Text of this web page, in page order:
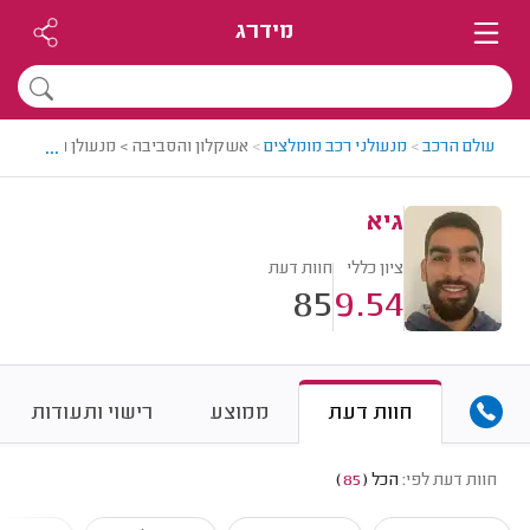
מידרג
עולם הרכב> מנעולני רכב מומלצים> אשקלון והסביבה > מנעולן רכב
...
גיא
ציון כללי
9.54
חוות דעת
85
חוות דעת ממוצע רישוי ותעודות
חוות דעת לפי: הכל (
85
)